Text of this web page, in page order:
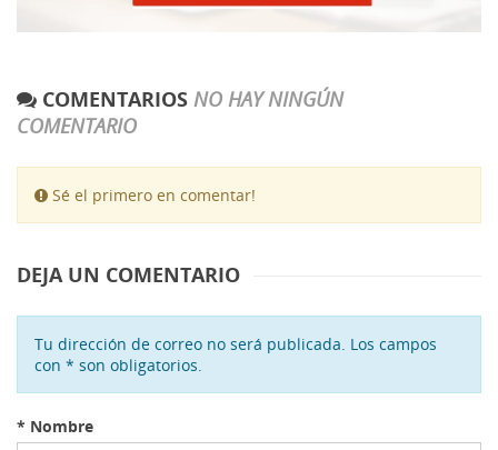
COMENTARIOS NO HAY NINGÚN
COMENTARIO
Sé el primero en comentar!
DEJA UN COMENTARIO
Tu dirección de correo no será publicada. Los campos
con * son obligatorios.
* Nombre